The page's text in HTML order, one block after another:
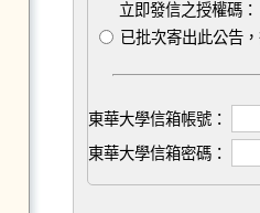
立即發信之授權碼：
已批次寄出此公告
東華大學信箱帳號：
東華大學信箱密碼：